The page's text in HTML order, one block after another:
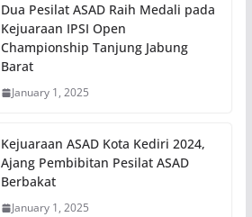
Dua Pesilat ASAD Raih Medali pada
Kejuaraan IPSI Open
Championship Tanjung Jabung
Barat
January 1, 2025
Kejuaraan ASAD Kota Kediri 2024,
Ajang Pembibitan Pesilat ASAD
Berbakat
January 1, 2025